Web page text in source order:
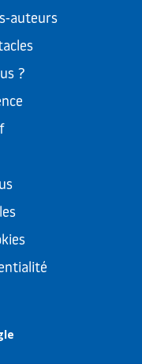
auteurs
?